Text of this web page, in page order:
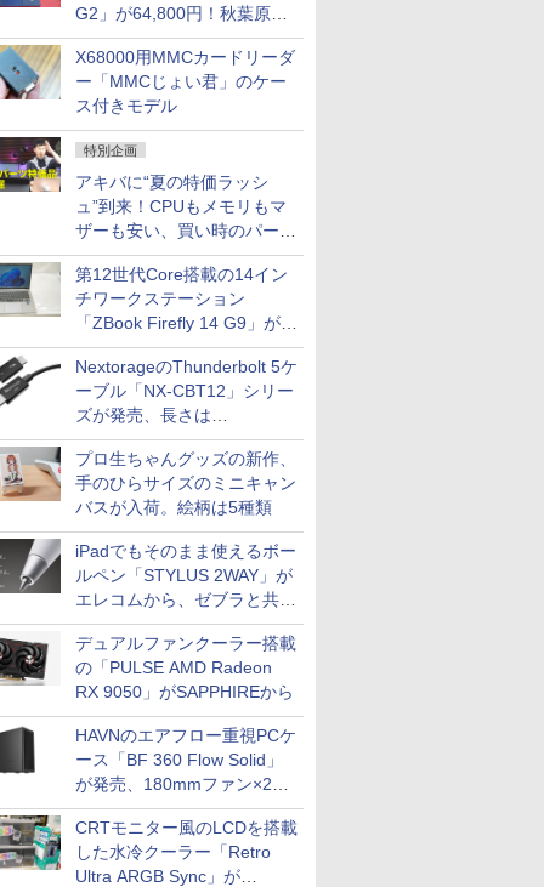
G2」が64,800円！秋葉原で
中古PCセール
X68000用MMCカードリーダ
ー「MMCじょい君」のケー
ス付きモデル
特別企画
アキバに“夏の特価ラッシ
ュ”到来！CPUもメモリもマ
ザーも安い、買い時のパーツ
は？【8月7日(金)22時配信】
第12世代Core搭載の14イン
チワークステーション
「ZBook Firefly 14 G9」が
79,800円！秋葉原で中古PC
セール
NextorageのThunderbolt 5ケ
ーブル「NX-CBT12」シリー
ズが発売、長さは
30cm/50cm/1mの3種類
プロ生ちゃんグッズの新作、
手のひらサイズのミニキャン
バスが入荷。絵柄は5種類
iPadでもそのまま使えるボー
ルペン「STYLUS 2WAY」が
エレコムから、ゼブラと共同
開発
デュアルファンクーラー搭載
の「PULSE AMD Radeon
RX 9050」がSAPPHIREから
HAVNのエアフロー重視PCケ
ース「BF 360 Flow Solid」
が発売、180mmファン×2搭
載
CRTモニター風のLCDを搭載
した水冷クーラー「Retro
Ultra ARGB Sync」が